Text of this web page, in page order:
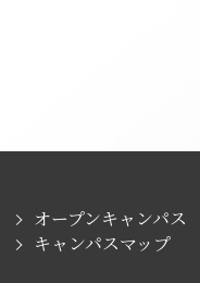
オープンキャンパス
キャンパスマップ